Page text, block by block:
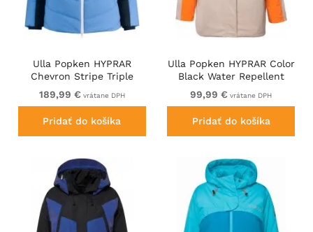
Ulla Popken HYPRAR
Chevron Stripe Triple
Function Quilted Fully
Lined Ski Jacket Pastel
189,99 € vrátane DPH
Pridať do košíka
Ulla Popken HYPRAR Color
Black Water Repellent
Jacket Dark Putty
99,99 € vrátane DPH
Pridať do košíka